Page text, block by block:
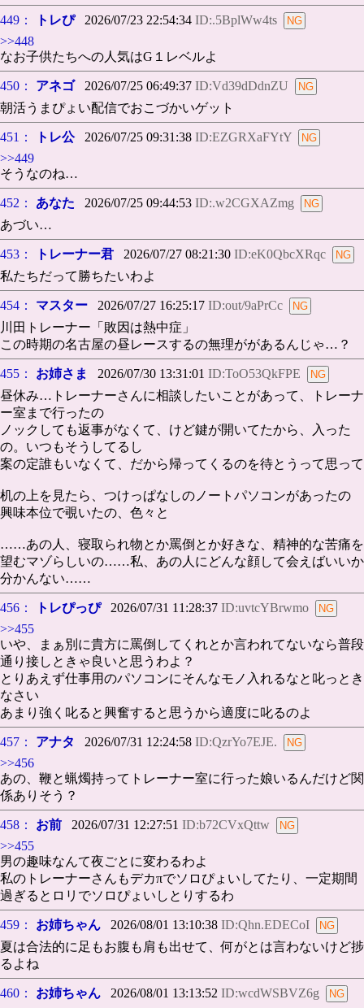
449： トレぴ2026/07/23 22:54:34 ID:.5BplWw4ts
>>448
なお子供たちへの人気はG１レベルよ
450： アネゴ2026/07/25 06:49:37 ID:Vd39dDdnZU
朝活うまぴょい配信でおこづかいゲット
451： トレ公2026/07/25 09:31:38 ID:EZGRXaFYtY
>>449
そうなのね…
452： あなた 2026/07/25 09:44:53 ID:.w2CGXAZmg
あづい…
453： トレーナー君 2026/07/27 08:21:30 ID:eK0QbcXRqc
私たちだって勝ちたいわよ
454： マスター 2026/07/27 16:25:17 ID:out/9aPrCc
川田トレーナー「敗因は熱中症」
この時期の名古屋の昼レースするの無理ががあるんじゃ…？
455： お姉さま 2026/07/30 13:31:01 ID:ToO53QkFPE
昼休み…トレーナーさんに相談したいことがあって、トレーナ
ー室まで行ったの
ノックしても返事がなくて、けど鍵が開いてたから、入った
の。いつもそうしてるし
案の定誰もいなくて、だから帰ってくるのを待とうって思って
机の上を見たら、つけっぱなしのノートパソコンがあったの
興味本位で覗いたの、色々と
……あの人、寝取られ物とか罵倒とか好きな、精神的な苦痛を
望むマゾらしいの……私、あの人にどんな顔して会えばいいか
分かんない……
456： トレぴっぴ2026/07/31 11:28:37 ID:uvtcYBrwmo
>>455
いや、まぁ別に貴方に罵倒してくれとか言われてないなら普段
通り接しときゃ良いと思うわよ？
とりあえず仕事用のパソコンにそんなモノ入れるなと叱っとき
なさい
あまり強く叱ると興奮すると思うから適度に叱るのよ
457： アナタ 2026/07/31 12:24:58 ID:QzrYo7EJE.
>>456
あの、鞭と蝋燭持ってトレーナー室に行った娘いるんだけど関
係ありそう？
458： お前 2026/07/31 12:27:51 ID:b72CVxQttw
>>455
男の趣味なんて夜ごとに変わるわよ
私のトレーナーさんもデカπでソロぴょいしてたり、一定期間
過ぎるとロリでソロぴょいしとりするわ
459： お姉ちゃん 2026/08/01 13:10:38 ID:Qhn.EDECoI
夏は合法的に足もお腹も肩も出せて、何がとは言わないけど捗
るよね
460： お姉ちゃん 2026/08/01 13:13:52 ID:wcdWSBVZ6g